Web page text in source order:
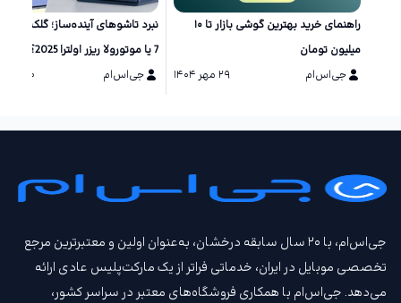
راهنمای خرید بهترین گوشی بازار تا ۱۰
میلیون تومان
جی‌اس‌ام
۲۹ مهر ۱۴۰۴
نبرد تاشو‌های آینده‌ساز؛ گلکسی زد
7 یا موتورولا ریزر اولترا 2025؟
جی‌اس‌ام
۲۰ مرداد ۱۴۰۴
جی‌اس‌ام، با ۲۰ سال سابقه درخشان، به‌عنوان اولین و معتبرترین مرجع
تخصصی موبایل در ایران، خدماتی فراتر از یک مارکت‌پلیس عادی ارائه
می‌دهد. جی‌اس‌ام با همکاری فروشگاه‌های معتبر در سراسر کشور،